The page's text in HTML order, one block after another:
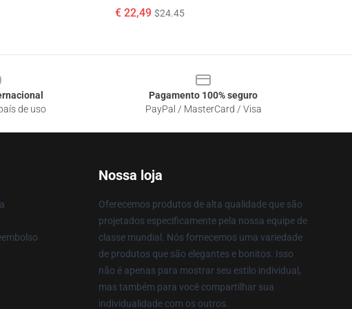
€ 22,49 $24.45
de uso
Pagamento 100% seguro
PayPal / MasterCard / Visa
Nossa loja
Oferecemos produtos de alta qualidade que são
projetados especificamente pela nossa equipe de
classe mundial. Nós fornecemos uma variedade
de produtos que são elegantes e bonitos. Isso
não é apenas para mostrar seu estilo individual,
mas também para você compartilhar sua
individualidade com os outros.